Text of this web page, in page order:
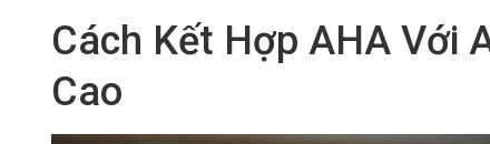
Cách Kết Hợp AHA Với
Cao